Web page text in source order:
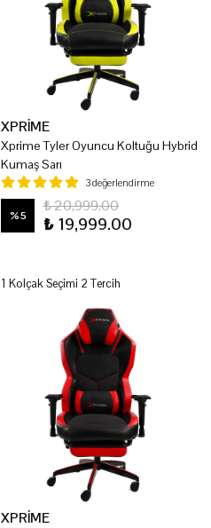
XPRİME
Xprime Tyler Oyuncu Koltuğu Hybrid
Kumaş Sarı
3 değerlendirme
%5
₺ 20,999.00
₺ 19,999.00
1 Kolçak Seçimi 2 Tercih
XPRİME